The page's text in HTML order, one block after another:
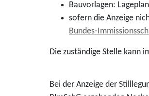
Bauvorlagen:
sofern die Anzeige
Bundes-
Die zuständige Stelle kann
Bei der Anzeige der